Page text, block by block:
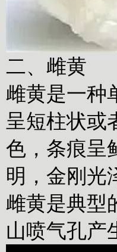
二、雌黄
雌黄是一种
呈短柱状或
色，条痕呈
明，金刚光
雌黄是典型
山喷气孔产